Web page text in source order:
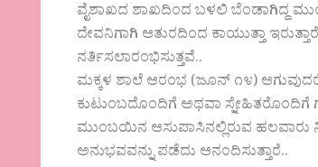
ವೈಶಾಖದ ಶಾಖದಿಂದ ಬಳಲಿ ಬೆಂಡಾಗಿದ್ದ
ದೇವನಿಗಾಗಿ ಆತುರದಿಂದ ಕಾಯುತ್ತಾ
ನರ್ತಿಸಲಾರಂಭಿಸುತ್ತವೆ..
ಮಕ್ಕಳ ಶಾಲೆ ಆರಂಭ (ಜೂನ್ ೧೪)
ಕುಟುಂಬದೊಂದಿಗೆ ಅಥವಾ ಸ್ನೇಹಿತರೊಂದಿಗೆ
ಮುಂಬಯಿನ ಆಸುಪಾಸಿನಲ್ಲಿರುವ
ಅನುಭವವನ್ನು ಪಡೆದು ಆನಂದಿಸುತ್ತಾರೆ..